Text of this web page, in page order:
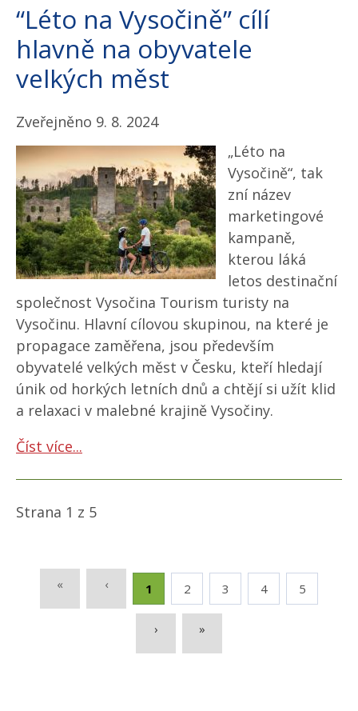
“Léto na Vysočině” cílí
hlavně na obyvatele
velkých měst
Zveřejněno 9. 8. 2024
„Léto na
Vysočině“, tak
zní název
marketingové
kampaně,
kterou láká
letos destinační
společnost Vysočina Tourism turisty na
Vysočinu. Hlavní cílovou skupinou, na které je
propagace zaměřena, jsou především
obyvatelé velkých měst v Česku, kteří hledají
únik od horkých letních dnů a chtějí si užít klid
a relaxaci v malebné krajině Vysočiny.
Číst více...
Strana 1 z 5
« ‹ 1 2 3 4 5
› »